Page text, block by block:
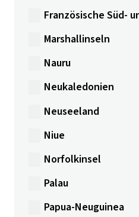
Französische Süd-
Marshallinseln
Nauru
Neukaledonien
Neuseeland
Niue
Norfolkinsel
Palau
Papua-Neuguinea